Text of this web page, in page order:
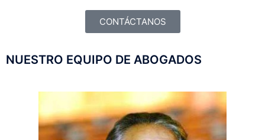
CONTÁCTANOS
NUESTRO EQUIPO DE ABOGADOS